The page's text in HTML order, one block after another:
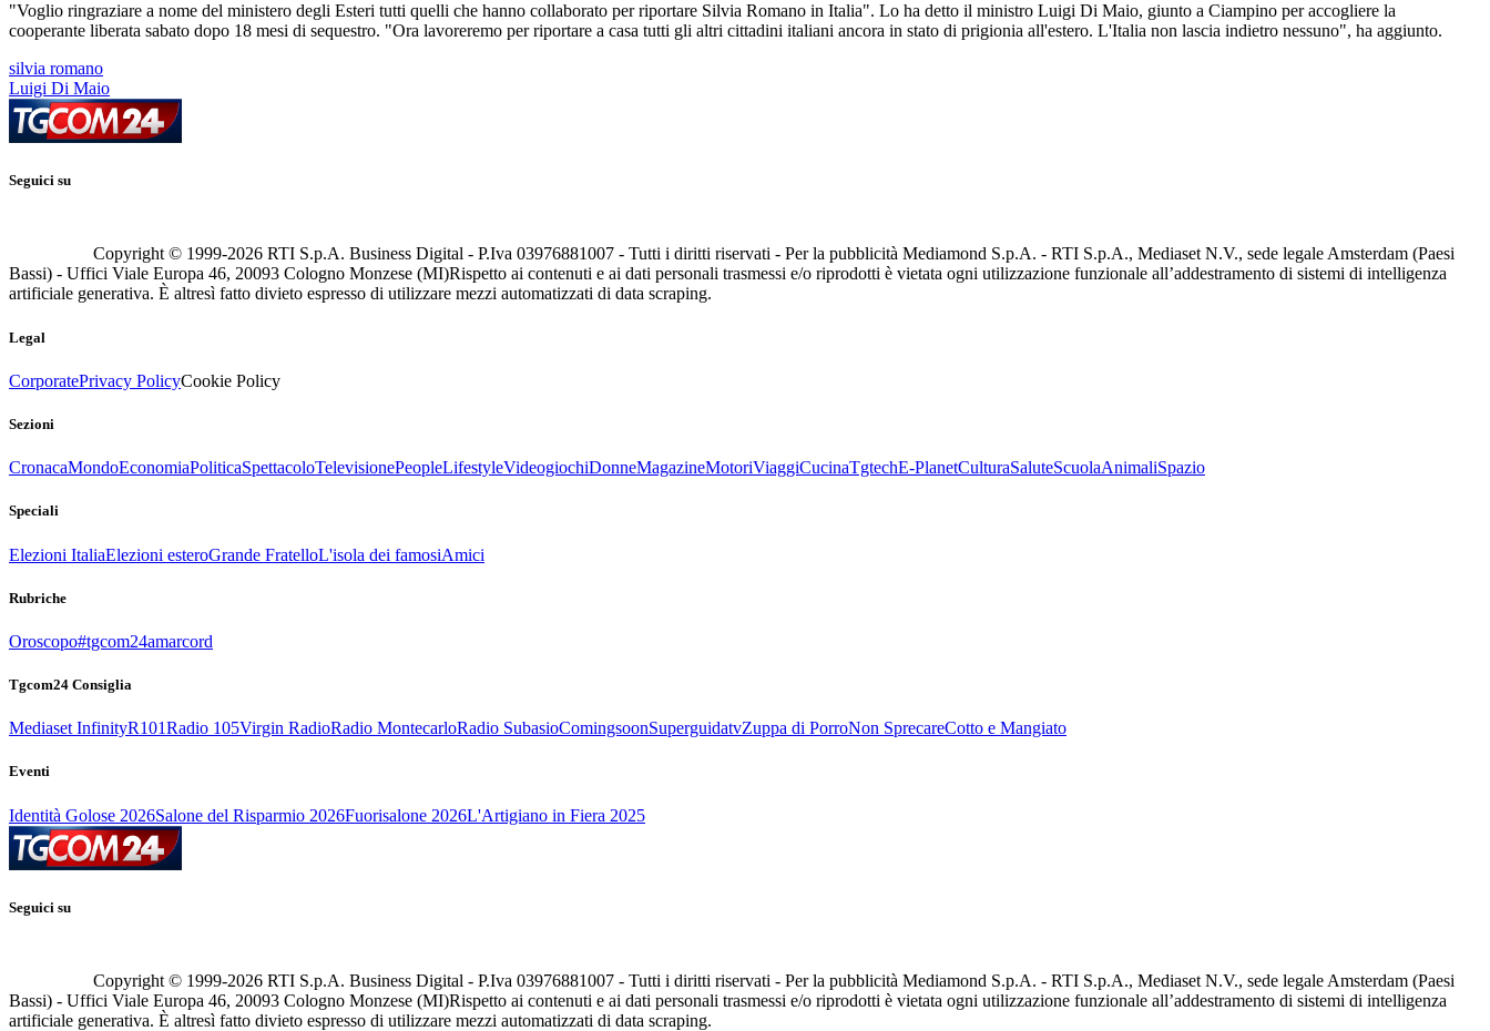
"Voglio ringraziare a nome del ministero degli Esteri tutti quelli che hanno collaborato per riportare Silvia Romano in Italia". Lo ha detto il ministro Luigi Di Maio, giunto a Ciampino per accogliere la
cooperante liberata sabato dopo 18 mesi di sequestro. "Ora lavoreremo per riportare a casa tutti gli altri cittadini italiani ancora in stato di prigionia all'estero. L'Italia non lascia indietro nessuno", ha aggiunto.
silvia romano
Luigi Di Maio
Seguici su
Copyright © 1999-2026 RTI S.p.A. Business Digital - P.Iva 03976881007 - Tutti i diritti riservati - Per la pubblicità Mediamond S.p.A. - RTI S.p.A., Mediaset N.V., sede legale Amsterdam (Paesi
Bassi) - Uffici Viale Europa 46, 20093 Cologno Monzese (MI)Rispetto ai contenuti e ai dati personali trasmessi e/o riprodotti è vietata ogni utilizzazione funzionale all’addestramento di sistemi di intelligenza
artificiale generativa. È altresì fatto divieto espresso di utilizzare mezzi automatizzati di data scraping.
Legal
CorporatePrivacy PolicyCookie Policy
Sezioni
CronacaMondoEconomiaPoliticaSpettacoloTelevisionePeopleLifestyleVideogiochiDonneMagazineMotoriViaggiCucinaTgtechE-PlanetCulturaSaluteScuolaAnimaliSpazio
Speciali
Elezioni ItaliaElezioni esteroGrande FratelloL'isola dei famosiAmici
Rubriche
Oroscopo#tgcom24amarcord
Tgcom24 Consiglia
Mediaset InfinityR101Radio 105Virgin RadioRadio MontecarloRadio SubasioComingsoonSuperguidatvZuppa di PorroNon SprecareCotto e Mangiato
Eventi
Identità Golose 2026Salone del Risparmio 2026Fuorisalone 2026L'Artigiano in Fiera 2025
Seguici su
Copyright © 1999-2026 RTI S.p.A. Business Digital - P.Iva 03976881007 - Tutti i diritti riservati - Per la pubblicità Mediamond S.p.A. - RTI S.p.A., Mediaset N.V., sede legale Amsterdam (Paesi
Bassi) - Uffici Viale Europa 46, 20093 Cologno Monzese (MI)Rispetto ai contenuti e ai dati personali trasmessi e/o riprodotti è vietata ogni utilizzazione funzionale all’addestramento di sistemi di intelligenza
artificiale generativa. È altresì fatto divieto espresso di utilizzare mezzi automatizzati di data scraping.